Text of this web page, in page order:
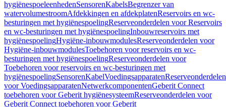
hygiënespoeleenhedenSensorenKabelsBegrenzer van
watervolumestroomAfdekkingen en afdekplatenReservoirs en wc-
besturingen met hygiënespoelingReserveonderdelen voor Reservoirs
en wc-besturingen met hygiënespoelingInbouwreservoirs met
hygiënespoelingHygiëne-inbouwmodulesReserveonderdelen voor
Hygiëne-inbouwmodulesToebehoren voor reservoirs en wc-
besturingen met hygiënespoelingReserveonderdelen voor
Toebehoren voor reservoirs en wc-besturingen met
hygiënespoelingSensorenKabelVoedingsapparatenReserveonderdelen
voor VoedingsapparatenNetwerkcomponentenGeberit Connect
toebehoren voor Geberit hygiënesysteemReserveonderdelen voor
Geberit Connect toebehoren voor Geberit